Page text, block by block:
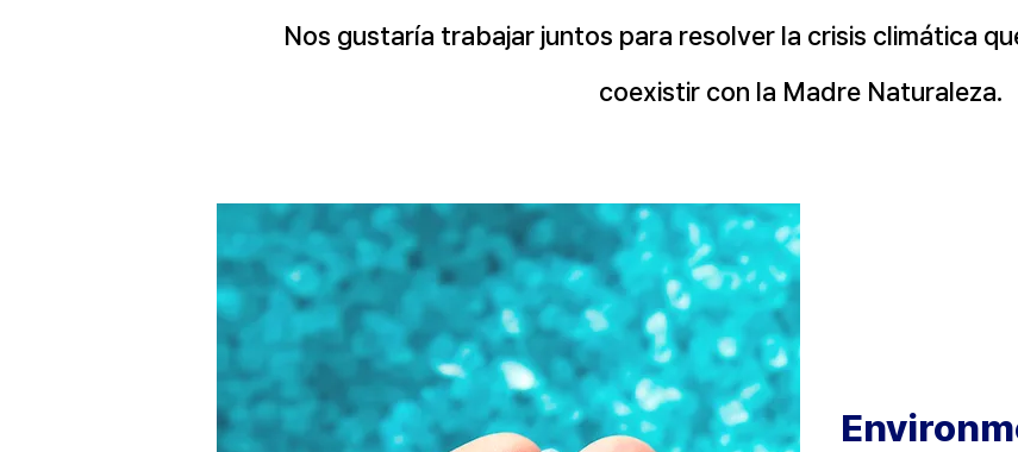
Nos gustaría trabajar juntos para resolver la crisis climática
coexistir con la Madre Naturaleza.